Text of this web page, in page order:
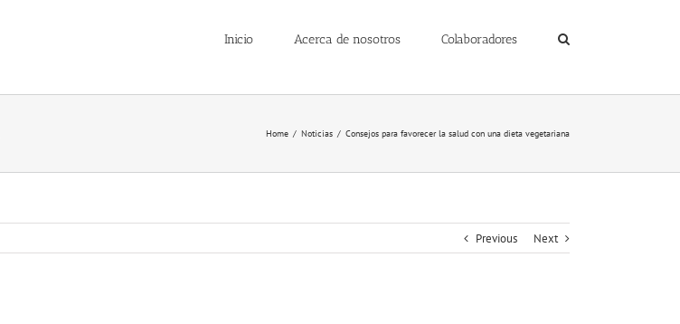
Inicio Acerca de nosotros Colaboradores
Home / Noticias / Consejos para favorecer la salud con una dieta vegetariana
Previous Next